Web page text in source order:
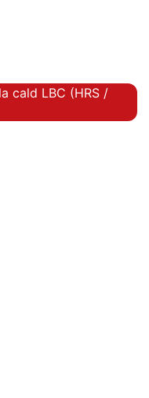
cald LBC (HRS /